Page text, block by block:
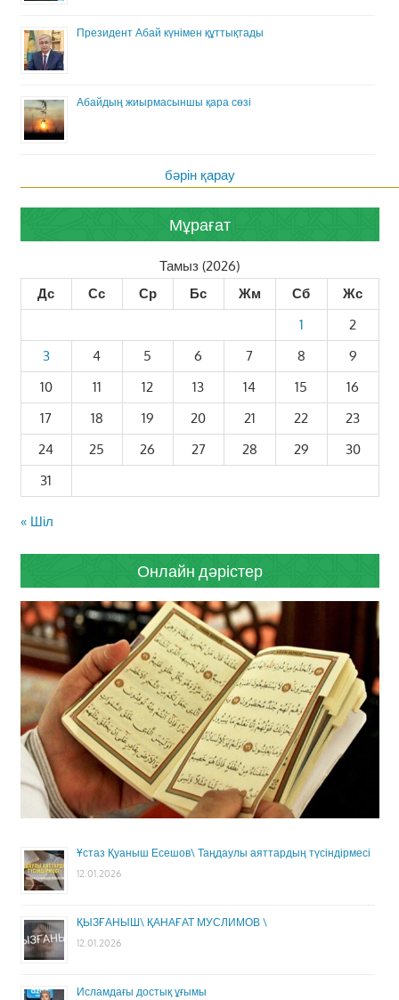
Президент Абай күнімен құттықтады
Абайдың жиырмасыншы қара сөзі
бәрін қарау
Мұрағат
Тамыз (2026)
Дс
Сс Ср Бс Жм Сб
Жс
1
2
3
4 5 6 7 8
9
10
11 12 13 14 15
16
17
18 19 20 21 22
23
24
25 26 27 28 29
30
31
« Шіл
Онлайн дәрістер
Ұстаз Қуаныш Есешов\ Таңдаулы аяттардың түсіндірмесі
12.01.2026
ҚЫЗҒАНЫШ\ ҚАНАҒАТ МУСЛИМОВ \
12.01.2026
Исламдағы достық ұғымы